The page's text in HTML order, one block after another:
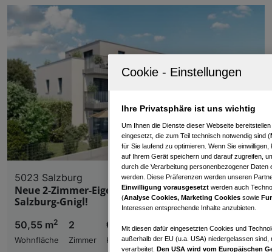
5023 Salzburg
Neue 2-Zimmer-Eigentumswohnung | Wohnen in
Salzburg-Gnigl!
50,55 m2
Wohnfläche
2
Zimmer
€ 438.000,00
Kaufpreis
Ihre Privatsphäre ist uns wichtig
Um Ihnen die Dienste dieser Webseite
eingesetzt, die zum Teil technisch notwendig sind (
für Sie laufend zu optimieren. Wenn Sie
auf Ihrem Gerät speichern und darauf zugreifen,
durch die Verarbeitung personenbezogener
werden. Diese Präferenzen werden unseren
Einwilligung vorausgesetzt werden auch
(Analyse Cookies, Marketing Cookies sowie
Interessen entsprechende Inhalte anzubieten.
Mit diesen dafür eingesetzten Cookies und
außerhalb der EU (u.a. USA) niedergelassen
verarbeitet. Den USA wird vom Europäischen